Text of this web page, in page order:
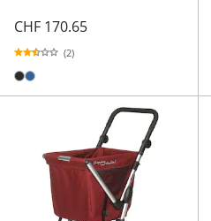
CHF 170.65
(2)